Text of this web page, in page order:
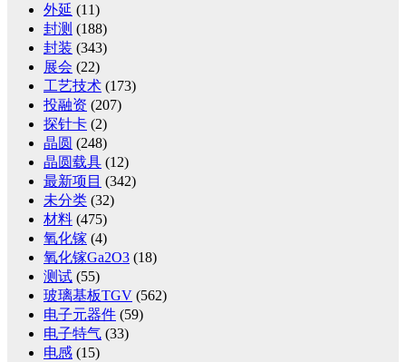
外延 (11)
封测 (188)
封装 (343)
展会 (22)
工艺技术 (173)
投融资 (207)
探针卡 (2)
晶圆 (248)
晶圆载具 (12)
最新项目 (342)
未分类 (32)
材料 (475)
氧化镓 (4)
氧化镓Ga2O3 (18)
测试 (55)
玻璃基板TGV (562)
电子元器件 (59)
电子特气 (33)
电感 (15)